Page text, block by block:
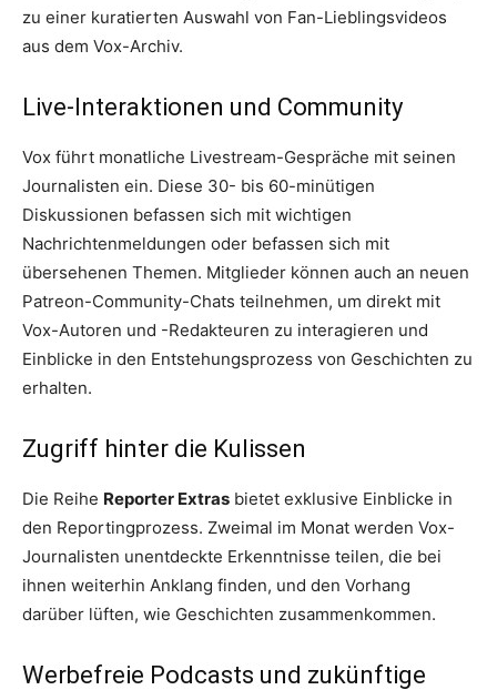
zu einer kuratierten Auswahl von Fan-Lieblingsvideos
aus dem Vox-Archiv.
Live-Interaktionen und Community
Vox führt monatliche Livestream-Gespräche mit seinen
Journalisten ein. Diese 30- bis 60-minütigen
Diskussionen befassen sich mit wichtigen
Nachrichtenmeldungen oder befassen sich mit
übersehenen Themen. Mitglieder können auch an neuen
Patreon-Community-Chats teilnehmen, um direkt mit
Vox-Autoren und -Redakteuren zu interagieren und
Einblicke in den Entstehungsprozess von Geschichten zu
erhalten.
Zugriff hinter die Kulissen
Die Reihe Reporter Extras bietet exklusive Einblicke in
den Reportingprozess. Zweimal im Monat werden Vox-
Journalisten unentdeckte Erkenntnisse teilen, die bei
ihnen weiterhin Anklang finden, und den Vorhang
darüber lüften, wie Geschichten zusammenkommen.
Werbefreie Podcasts und zukünftige